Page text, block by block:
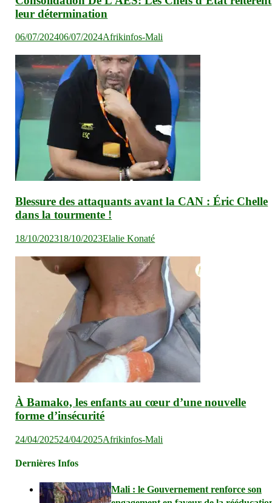
leur détermination
06/07/202406/07/2024Afrikinfos-Mali
Blessure des attaquants avant la CAN : Éric Chelle
dans la tourmente !
18/10/202318/10/2023Elalie Konaté
À Bamako, les enfants au cœur d’une nouvelle
forme d’insécurité
24/04/202524/04/2025Afrikinfos-Mali
Dernières Infos
Mali : le Gouvernement renforce son